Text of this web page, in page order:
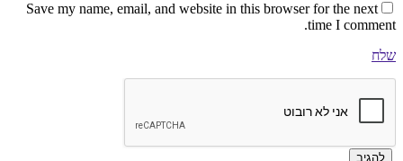
Save my name, email, and website in this browser for the next
time I comment.
שלח